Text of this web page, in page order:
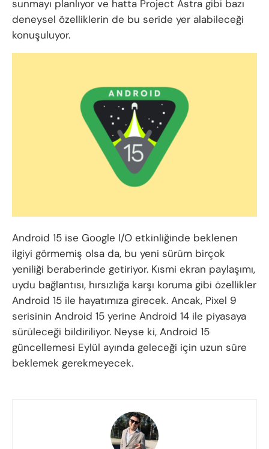
sunmayı planlıyor ve hatta Project Astra gibi bazı
deneysel özelliklerin de bu seride yer alabileceği
konuşuluyor.
Android 15 ise Google I/O etkinliğinde beklenen
ilgiyi görmemiş olsa da, bu yeni sürüm birçok
yeniliği beraberinde getiriyor. Kısmi ekran paylaşımı,
uydu bağlantısı, hırsızlığa karşı koruma gibi özellikler
Android 15 ile hayatımıza girecek. Ancak, Pixel 9
serisinin Android 15 yerine Android 14 ile piyasaya
sürüleceği bildiriliyor. Neyse ki, Android 15
güncellemesi Eylül ayında geleceği için uzun süre
beklemek gerekmeyecek.